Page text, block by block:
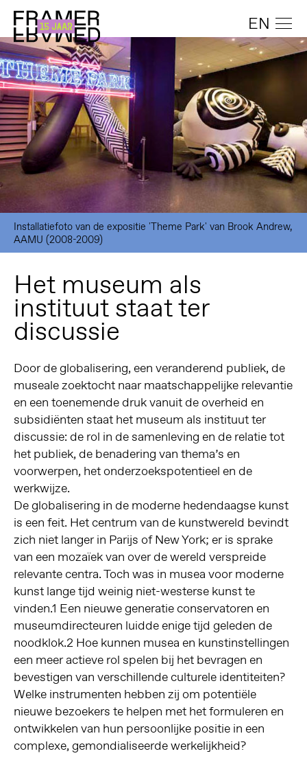
EN
Installatiefoto van de expositie 'Theme Park' van Brook Andrew,
AAMU (2008-2009)
Het museum als
instituut staat ter
discussie
Door de globalisering, een veranderend publiek, de
museale zoektocht naar maatschappelijke relevantie
en een toenemende druk vanuit de overheid en
subsidiënten staat het museum als instituut ter
discussie: de rol in de samenleving en de relatie tot
het publiek, de benadering van thema’s en
voorwerpen, het onderzoekspotentieel en de
werkwijze.
De globalisering in de moderne hedendaagse kunst
is een feit. Het centrum van de kunstwereld bevindt
zich niet langer in Parijs of New York; er is sprake
van een mozaïek van over de wereld verspreide
relevante centra. Toch was in musea voor moderne
kunst lange tijd weinig niet-westerse kunst te
vinden.1 Een nieuwe generatie conservatoren en
museumdirecteuren luidde enige tijd geleden de
noodklok.2 Hoe kunnen musea en kunstinstellingen
een meer actieve rol spelen bij het bevragen en
bevestigen van verschillende culturele identiteiten?
Welke instrumenten hebben zij om potentiële
nieuwe bezoekers te helpen met het formuleren en
ontwikkelen van hun persoonlijke positie in een
complexe, gemondialiseerde werkelijkheid?